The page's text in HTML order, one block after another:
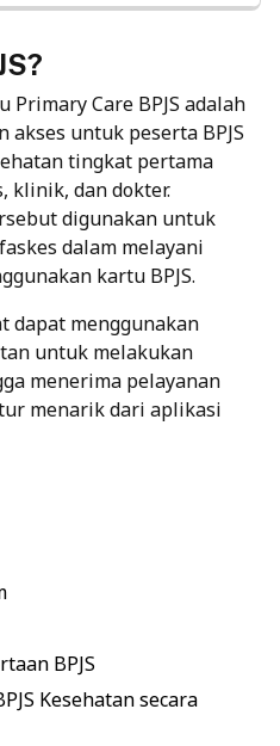
Primary Care BPJS adalah
untuk peserta BPJS
tingkat pertama
klinik, dan dokter.
digunakan untuk
dalam melayani
kartu BPJS.
dapat menggunakan
untuk melakukan
menerima pelayanan
menarik dari aplikasi
BPJS
Kesehatan secara